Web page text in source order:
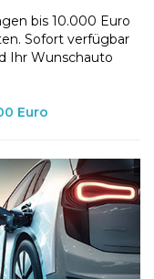
bis 10.000 Euro
Sofort verfügbar
Ihr Wunschauto
Euro